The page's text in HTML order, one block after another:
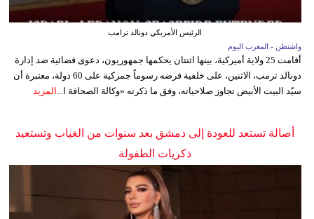
الرئيس الأمريكي دونالد ترامب
واشنطن - المغرب اليوم
أقامت 25 ولاية أميركية، بينها اثنتان يحكمها جمهوريون، دعوى قضائية ضد إدارة
دونالد ترمب، الاثنين، على خلفية فرضه رسوماً جمركية على 60 دولة، معتبرة أن
سيّد البيت الأبيض تجاوز صلاحياته، وفق ما ذكرته «وكالة الصحافة ا... المزيد
أصالة تستعد للعودة إلى دمشق بعد سنوات من الغياب وتستعيد
ذكريات الطفولة